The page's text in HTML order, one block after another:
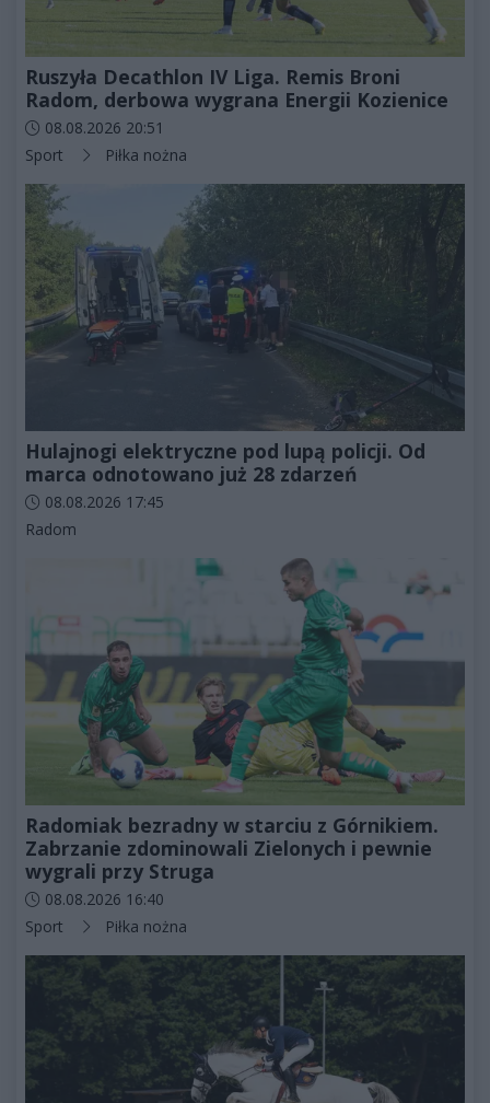
Ruszyła Decathlon IV Liga. Remis Broni
Radom, derbowa wygrana Energii Kozienice
Data dodania artykułu:
08.08.2026 20:51
Kategorie artykułu:
Sport Piłka nożna
Hulajnogi elektryczne pod lupą policji. Od
marca odnotowano już 28 zdarzeń
Data dodania artykułu:
08.08.2026 17:45
Kategorie artykułu:
Radom
Radomiak bezradny w starciu z Górnikiem.
Zabrzanie zdominowali Zielonych i pewnie
wygrali przy Struga
Data dodania artykułu:
08.08.2026 16:40
Kategorie artykułu:
Sport Piłka nożna